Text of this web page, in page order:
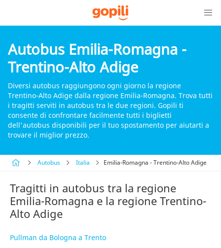
Autobus Emilia-Romagna -
Trentino-Alto Adige
Diversi autobus raggiungono ogni giorno la regione
Trentino-Alto Adige dalla regione Emilia-Romagna. Trova tutti
i tragitti serviti in autobus tra le due regioni. Gopili ti
consente di confrontare facilmente tutti i biglietti
dell'autobus disponibili per il tuo spostamento per aiutarti a
trovare il miglior prezzo.
Autobus Italia Emilia-Romagna - Trentino-Alto Adige
Tragitti in autobus tra la regione
Emilia-Romagna e la regione Trentino-
Alto Adige
Pullman da Bologna a Trento